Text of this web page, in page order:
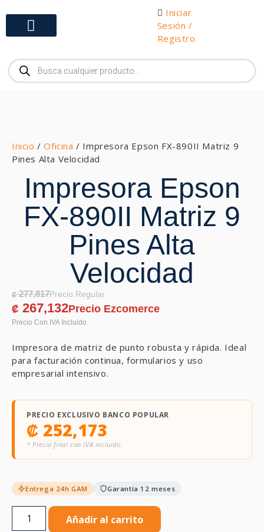
Iniciar
Sesión /
Registro
Inicio /Oficina / Impresora Epson FX-890II Matriz 9
Pines Alta Velocidad
Impresora Epson
FX-890II Matriz 9
Pines Alta
Velocidad
₡277,817
₡ 267,132
Impresora de matriz de punto robusta y rápida. Ideal
para facturación continua, formularios y uso
empresarial intensivo.
PRECIO EXCLUSIVO BANCO POPULAR
₡ 252,173
* Precio final con IVA incluido.
Entrega 24h GAM Garantía 12 meses
Añadir al carrito